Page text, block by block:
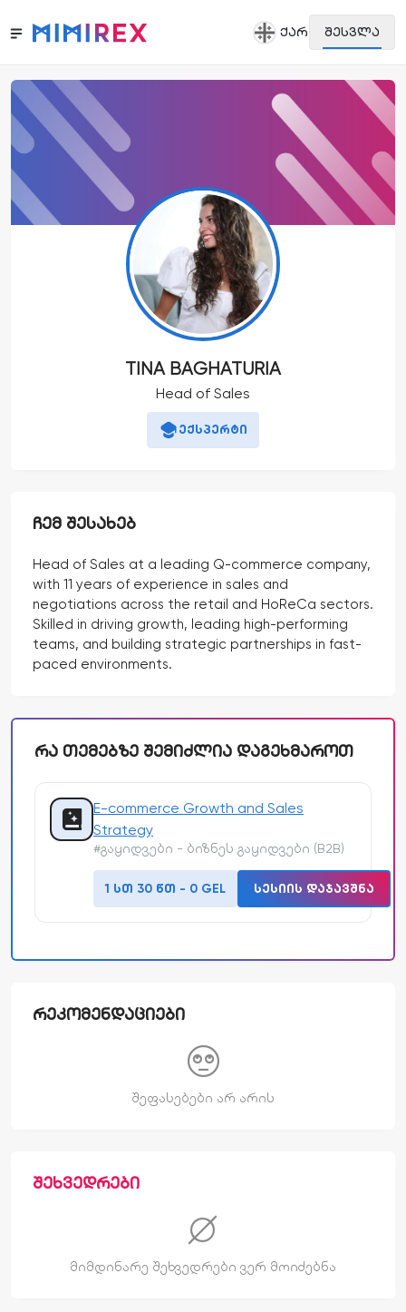
ᲥᲐᲠ ᲨᲔᲡᲕᲚᲐ
TINA BAGHATURIA
Head of Sales
ექსპერტი
ᲩᲔᲛ ᲨᲔᲡᲐᲮᲔᲑ
Head of Sales at a leading Q-commerce company,
with 11 years of experience in sales and
negotiations across the retail and HoReCa sectors.
Skilled in driving growth, leading high-performing
teams, and building strategic partnerships in fast-
paced environments.
ᲠᲐ ᲗᲔᲛᲔᲑᲖᲔ ᲨᲔᲛᲘᲫᲚᲘᲐ ᲓᲐᲒᲔᲮᲛᲐᲠᲝᲗ
E-commerce Growth and Sales
Strategy
#გაყიდვები - ბიზნეს გაყიდვები (B2B)
1 ᲡᲗ 30 ᲬᲗ - 0 GEL ᲡᲔᲡᲘᲘᲡ ᲓᲐᲯᲐᲕᲨᲜᲐ
ᲠᲔᲙᲝᲛᲔᲜᲓᲐᲪᲘᲔᲑᲘ
შეფასებები არ არის
ᲨᲔᲮᲕᲔᲓᲠᲔᲑᲘ
მიმდინარე შეხვედრები ვერ მოიძებნა